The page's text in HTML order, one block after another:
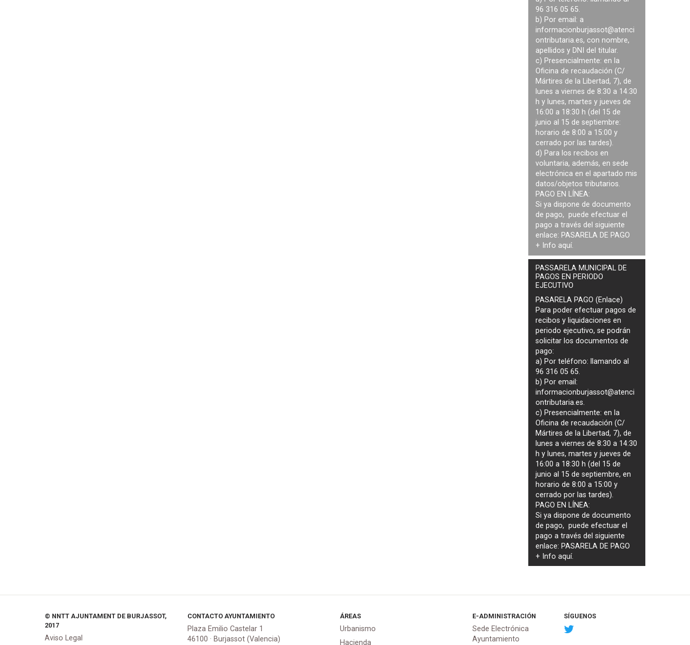
96 316 05 65.
b) Por email: a
informacionburjassot@atenci
ontributaria.es, con nombre,
apellidos y DNI del titular.
c) Presencialmente: en la
Oficina de recaudación (C/
Mártires de la Libertad, 7), de
lunes a viernes de 8:30 a 14:30
h y lunes, martes y jueves de
16:00 a 18:30 h (del 15 de
junio al 15 de septiembre:
horario de 8:00 a 15:00 y
cerrado por las tardes).
d) Para los recibos en
voluntaria, además, en sede
electrónica en el apartado mis
datos/objetos tributarios.
PAGO EN LÍNEA:
Si ya dispone de documento
de pago, puede efectuar el
pago a través del siguiente
enlace: PASARELA DE PAGO
+ Info aquí.
PASSARELA MUNICIPAL DE
PAGOS EN PERIODO
EJECUTIVO
PASARELA PAGO (Enlace)
Para poder efectuar pagos de
recibos y liquidaciones en
periodo ejecutivo, se podrán
solicitar los documentos de
pago:
a) Por teléfono: llamando al
96 316 05 65.
b) Por email:
informacionburjassot@atenci
ontributaria.es.
c) Presencialmente: en la
Oficina de recaudación (C/
Mártires de la Libertad, 7), de
lunes a viernes de 8:30 a 14:30
h y lunes, martes y jueves de
16:00 a 18:30 h (del 15 de
junio al 15 de septiembre, en
horario de 8:00 a 15:00 y
cerrado por las tardes).
PAGO EN LÍNEA:
Si ya dispone de documento
de pago, puede efectuar el
pago a través del siguiente
enlace: PASARELA DE PAGO
+ Infoaquí.
© NNTT AJUNTAMENT DE BURJASSOT,
2017
Aviso Legal
CONTACTO AYUNTAMIENTO
Plaza Emilio Castelar 1
46100 · Burjassot (Valencia)
ÁREAS
Urbanismo
Hacienda
E-ADMINISTRACIÓN
Sede Electrónica
Ayuntamiento
SÍGUENOS